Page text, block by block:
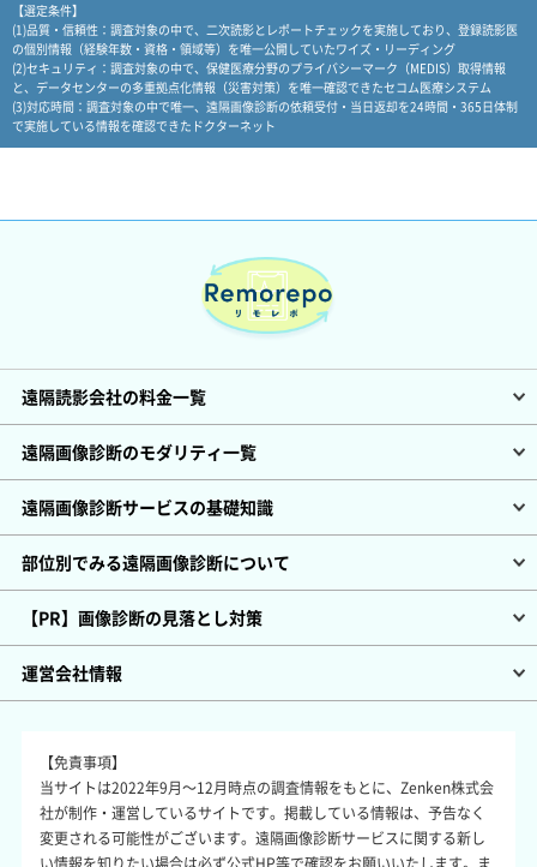
【選定条件】
(1)品質・信頼性：調査対象の中で、二次読影とレポートチェックを実施しており、登録読影医
の個別情報（経験年数・資格・領域等）を唯一公開していたワイズ・リーディング
(2)セキュリティ：調査対象の中で、保健医療分野のプライバシーマーク（MEDIS）取得情報
と、データセンターの多重拠点化情報（災害対策）を唯一確認できたセコム医療システム
(3)対応時間：調査対象の中で唯一、遠隔画像診断の依頼受付・当日返却を24時間・365日体制
で実施している情報を確認できたドクターネット
遠隔読影会社の料金一覧
遠隔画像診断のモダリティ一覧
遠隔画像診断サービスの基礎知識
部位別でみる遠隔画像診断について
【PR】画像診断の見落とし対策
運営会社情報
【免責事項】
当サイトは2022年9月～12月時点の調査情報をもとに、Zenken株式会
社が制作・運営しているサイトです。掲載している情報は、予告なく
変更される可能性がございます。遠隔画像診断サービスに関する新し
い情報を知りたい場合は必ず公式HP等で確認をお願いいたします。ま